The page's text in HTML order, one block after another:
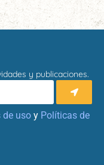
y publicaciones.
de uso y Políticas de